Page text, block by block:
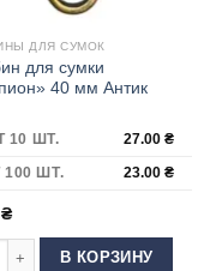
25 мм Темный никель
ДЛЯ СУМОК
для сумки
40 мм Антик
10 ШТ. 27.00 ₴
100 ШТ.
23.00 ₴
₴
товара Карабин для
В КОРЗИНУ